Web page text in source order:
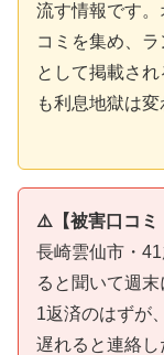
流す情報です
コミを集め、ラ
として掲載さ
も利息地獄は変
⚠️【被害口コミ
長崎雲仙市・
ると聞いて週
1返済のはずが
遅れると連絡